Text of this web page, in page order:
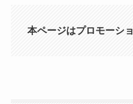
本ページはプロモーシ